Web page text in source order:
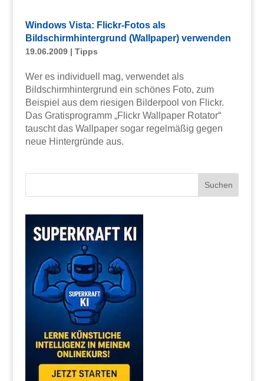
Windows Vista: Flickr-Fotos als
Bildschirmhintergrund (Wallpaper) verwenden
19.06.2009| Tipps
Wer es individuell mag, verwendet als
Bildschirmhintergrund ein schönes Foto, zum
Beispiel aus dem riesigen Bilderpool von Flickr.
Das Gratisprogramm „Flickr Wallpaper Rotator“
tauscht das Wallpaper sogar regelmäßig gegen
neue Hintergründe aus.